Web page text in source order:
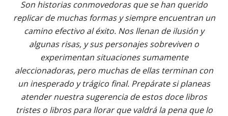
Son historias conmovedoras que se han querido
replicar de muchas formas y siempre encuentran un
camino efectivo al éxito. Nos llenan de ilusión y
algunas risas, y sus personajes sobreviven o
experimentan situaciones sumamente
aleccionadoras, pero muchas de ellas terminan con
un inesperado y trágico final. Prepárate si planeas
atender nuestra sugerencia de estos doce libros
tristes o libros para llorar que valdrá la pena que lo